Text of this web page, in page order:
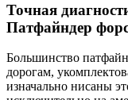
Точная
Патфайндер
Большинство
дорогам,
изначально нисаны